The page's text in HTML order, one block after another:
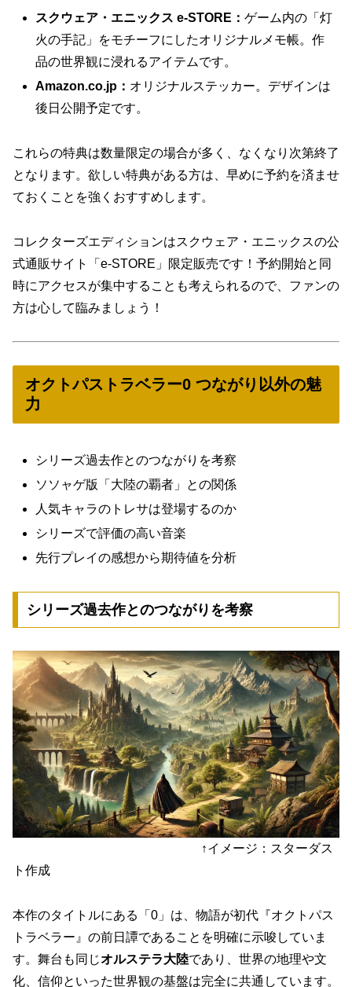
スクウェア・エニックス e-STORE：ゲーム内の「灯
火の手記」をモチーフにしたオリジナルメモ帳。作
品の世界観に浸れるアイテムです。
Amazon.co.jp： オリジナルステッカー。デザインは
後日公開予定です。
これらの特典は数量限定の場合が多く、なくなり次第終了
となります。欲しい特典がある方は、早めに予約を済ませ
ておくことを強くおすすめします。
コレクターズエディションはスクウェア・エニックスの公
式通販サイト「e-STORE」限定販売です！予約開始と同
時にアクセスが集中することも考えられるので、ファンの
方は心して臨みましょう！
オクトパストラベラー0 つながり以外の魅
力
シリーズ過去作とのつながりを考察
ソソャゲ版「大陸の覇者」との関係
人気キャラのトレサは登場するのか
シリーズで評価の高い音楽
先行プレイの感想から期待値を分析
シリーズ過去作とのつながりを考察
↑イメージ：スターダス
ト作成
本作のタイトルにある「0」は、物語が初代『オクトパス
トラベラー』の前日譚であることを明確に示唆していま
す。舞台も同じオルステラ大陸であり、世界の地理や文
化、信仰といった世界観の基盤は完全に共通しています。